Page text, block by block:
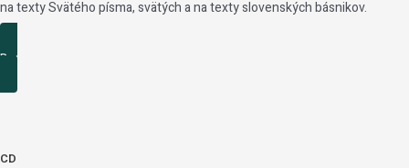
na texty Svätého písma, svätých a na texty slovenských básnikov.
Podrobnosti
CD